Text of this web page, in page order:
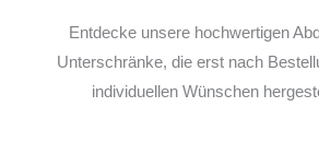
Entdecke unsere hochwertigen
Unterschränke, die erst nach
individuellen Wünschen